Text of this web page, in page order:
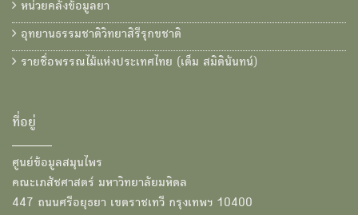
หน่วยคลังข้อมูลยา
อุทยานธรรมชาติวิทยาสิรีรุกขชาติ
รายชื่อพรรณไม้แห่งประเทศไทย (เต็ม สมิตินันทน์)
ที่อยู่
ศูนย์ข้อมูลสมุนไพร
คณะเภสัชศาสตร์ มหาวิทยาลัยมหิดล
447 ถนนศรีอยุธยา เขตราชเทวี กรุงเทพฯ 10400